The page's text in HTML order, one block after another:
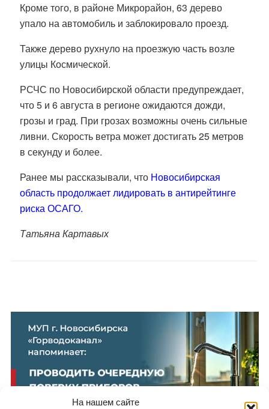
На нашем сайте
Кроме того, в районе Микрорайон, 63 дерево
упало на автомобиль и заблокировало проезд.
Также дерево рухнуло на проезжую часть возле
улицы Космической.
РСЧС по Новосибирской области предупреждает,
что 5 и 6 августа в регионе ожидаются дожди,
грозы и град. При грозах возможны очень сильные
ливни. Скорость ветра может достигать 25 метров
в секунду и более.
Ранее мы рассказывали, что Новосибирская
область продолжает лидировать в антирейтинге
риска ОСАГО.
Татьяна Картавых